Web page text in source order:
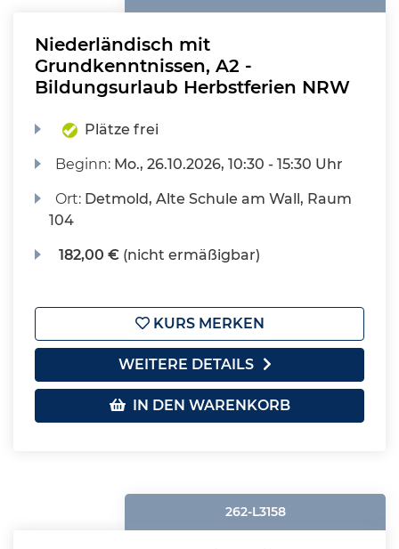
Niederländisch mit
Grundkenntnissen, A2 -
Bildungsurlaub Herbstferien NRW
Plätze frei
Beginn: Mo., 26.10.2026, 10:30 - 15:30 Uhr
Ort: Detmold, Alte Schule am Wall, Raum
104
182,00 € (nicht ermäßigbar)
KURS MERKEN
WEITERE DETAILS
IN DEN WARENKORB
262-L3158